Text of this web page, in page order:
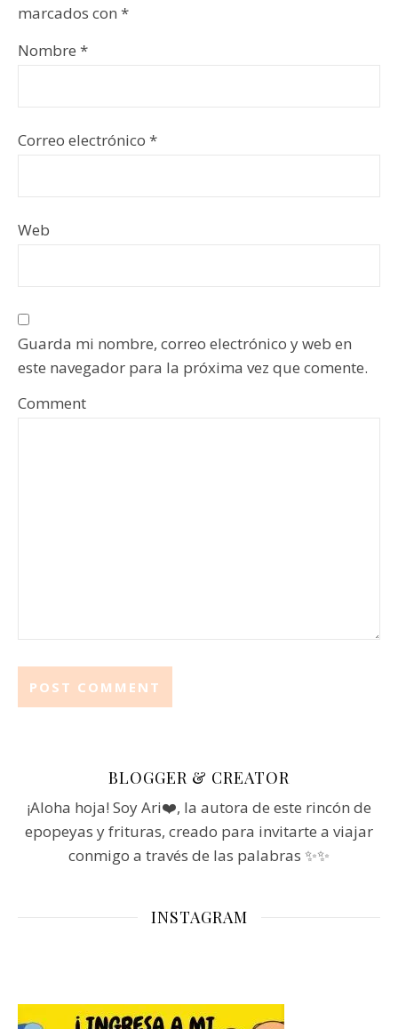
marcados con *
Nombre *
Correo electrónico *
Web
Guarda mi nombre, correo electrónico y web en
este navegador para la próxima vez que comente.
Comment
BLOGGER & CREATOR
¡Aloha hoja! Soy Ari❤️, la autora de este rincón de
epopeyas y frituras, creado para invitarte a viajar
conmigo a través de las palabras ✨✨
INSTAGRAM